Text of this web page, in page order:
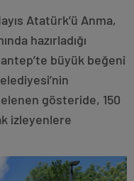
Atatürk’ü Anma,
hazırladığı
büyük beğeni
gösteride, 150
izleyenlere